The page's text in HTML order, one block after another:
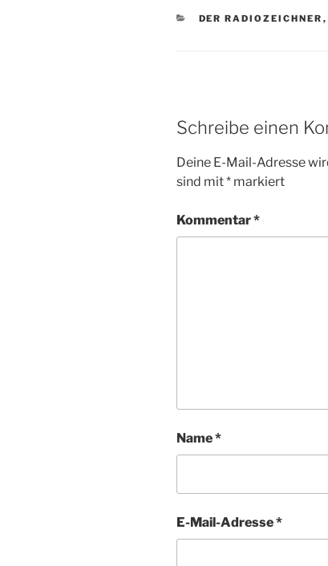
KATEGORIEN
DER RADIOZEICHNER ,
Schreibe einen
Deine E-Mail-Adresse
sind mit* markiert
Kommentar*
Name*
E-Mail-Adresse*